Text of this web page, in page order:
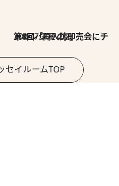
2026.7.30
第8回「同人誌即売会にチャレンジ その2」
セイルームTOP